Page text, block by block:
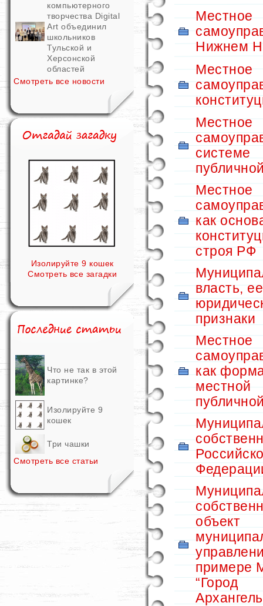
компьютерного
творчества Digital
Art объединил
школьников
Тульской и
Херсонской
областей
Смотреть все новости
Изолируйте 9 кошек
Смотреть все загадки
Что не так в этой
картинке?
Изолируйте 9
кошек
Три чашки
Смотреть все статьи
Местное
Нижнем
Местное
Местное
системе
Местное
как
строя РФ
власть, ее
признаки
Местное
как
местной
объект
примере
“Город